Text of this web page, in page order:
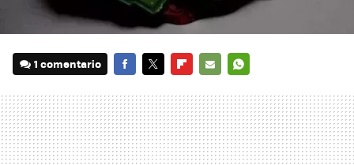
1 comentario
MAIL